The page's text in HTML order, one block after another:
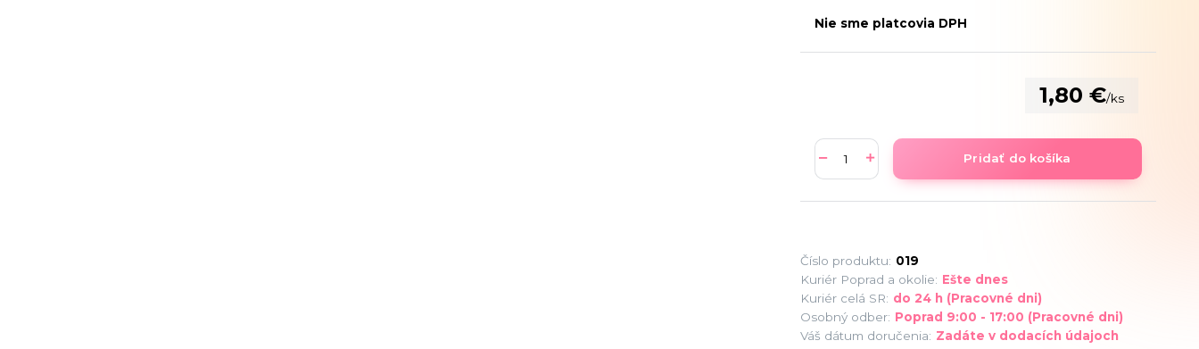
Nie sme platcovia DPH
1,80 €/ks
Pridať do košíka
Číslo produktu: 019
Kuriér Poprad a okolie: Ešte dnes
Kuriér celá SR: do 24 h (Pracovné dni)
Osobný odber: Poprad 9:00 - 17:00 (Pracovné dni)
Váš dátum doručenia: Zadáte v dodacích údajoch